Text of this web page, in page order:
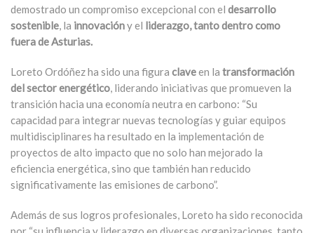
demostrado un compromiso excepcional con el desarrollo
sostenible, la innovacióny el liderazgo, tanto dentro como
fuera de Asturias.
Loreto Ordóñez ha sido una figura claveen la transformación
del sector energético, liderando iniciativas que promueven la
transición hacia una economía neutra en carbono: “Su
capacidad para integrar nuevas tecnologías y guiar equipos
multidisciplinares ha resultado en la implementación de
proyectos de alto impacto que no solo han mejorado la
eficiencia energética, sino que también han reducido
significativamente las emisiones de carbono”.
Además de sus logros profesionales, Loreto ha sido reconocida